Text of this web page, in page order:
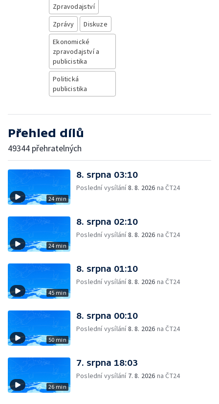
Zpravodajství
Zprávy
Diskuze
Ekonomické
zpravodajství a
publicistika
Politická
publicistika
Přehled dílů
49344 přehratelných
24 min
8. srpna 03:10
Poslední vysílání8. 8. 2026 na ČT24
24 min
8. srpna 02:10
Poslední vysílání8. 8. 2026 na ČT24
45 min
8. srpna 01:10
Poslední vysílání8. 8. 2026 na ČT24
50 min
8. srpna 00:10
Poslední vysílání8. 8. 2026 na ČT24
26 min
7. srpna 18:03
Poslední vysílání 7. 8. 2026 na ČT24